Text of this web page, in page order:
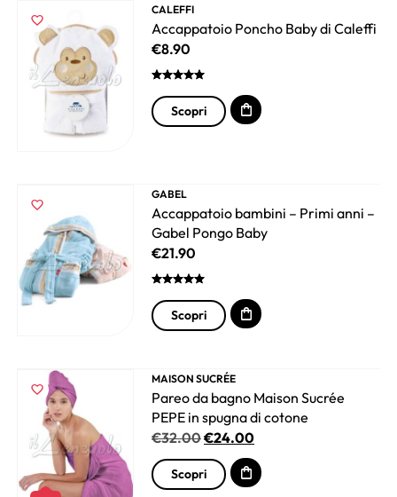
CALEFFI
Accappatoio Poncho Baby di Caleffi
€8.90
Scopri
GABEL
Accappatoio bambini – Primi anni –
Gabel Pongo Baby
€21.90
Scopri
MAISON SUCRÉE
Pareo da bagno Maison Sucrée
PEPE in spugna di cotone
€32.00€24.00
Scopri